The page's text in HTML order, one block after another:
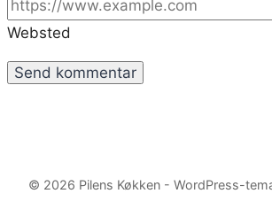
Websted
© 2026 Pilens Køkken - WordPress-